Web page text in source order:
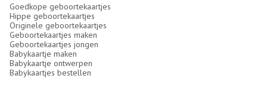
Goedkope geboortekaartjes
Hippe geboortekaartjes
Originele geboortekaartjes
Geboortekaartjes maken
Geboortekaartjes jongen
Babykaartje maken
Babykaartje ontwerpen
Babykaartjes bestellen